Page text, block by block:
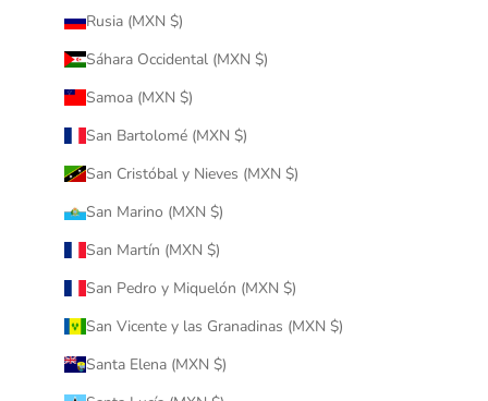
Rusia (MXN $)
Sáhara Occidental (MXN $)
Samoa (MXN $)
San Bartolomé (MXN $)
San Cristóbal y Nieves (MXN $)
San Marino (MXN $)
San Martín (MXN $)
San Pedro y Miquelón (MXN $)
San Vicente y las Granadinas (MXN $)
Santa Elena (MXN $)